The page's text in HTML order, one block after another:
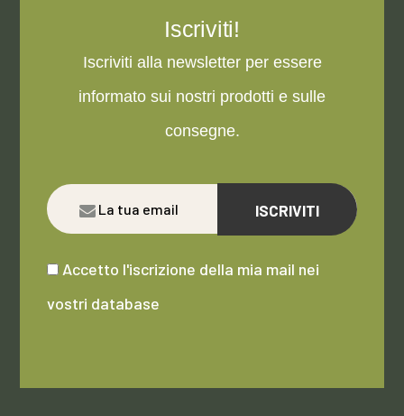
Iscriviti!
Iscriviti alla newsletter per essere
informato sui nostri prodotti e sulle
consegne.
ISCRIVITI
Accetto l'iscrizione della mia mail nei
vostri database